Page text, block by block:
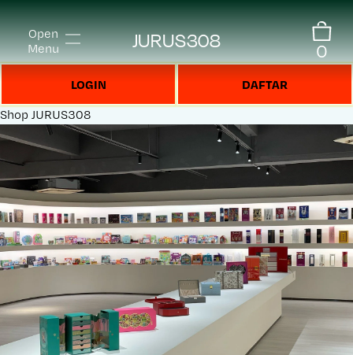
Open
Menu
JURUS308 0
LOGIN DAFTAR
Shop JURUS308